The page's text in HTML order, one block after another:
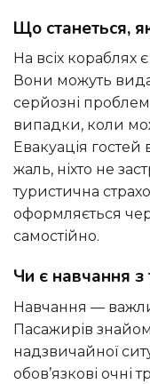
Що станеться,
На всіх кораблях є медична бригада і лікарі.
Вони можуть
серйозні
випадки, коли
Евакуація гостей
жаль, ніхто не
туристична
оформляється
самостійно.
Чи є навчання з
Навчання — важливе завдання в день посадки.
Пасажирів
надзвичайної
обов’язкові очні